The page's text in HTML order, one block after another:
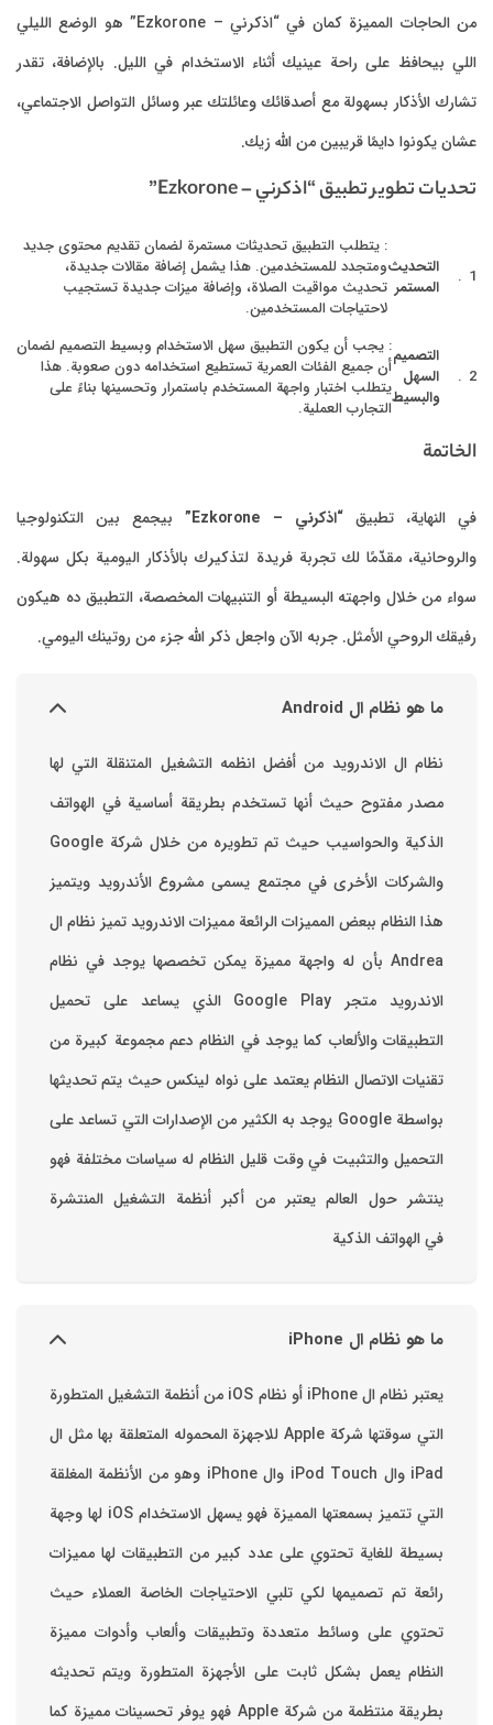
من الحاجات المميزة كمان في “اذكرني – Ezkorone” هو الوضع الليلي
اللي بيحافظ على راحة عينيك أثناء الاستخدام في الليل. بالإضافة، تقدر
تشارك الأذكار بسهولة مع أصدقائك وعائلتك عبر وسائل التواصل الاجتماعي،
عشان يكونوا دايمًا قريبين من الله زيك.
تحديات تطوير تطبيق “اذكرني – Ezkorone”
التحديث
المستمر
: يتطلب التطبيق تحديثات مستمرة لضمان تقديم محتوى جديد
ومتجدد للمستخدمين. هذا يشمل إضافة مقالات جديدة،
تحديث مواقيت الصلاة، وإضافة ميزات جديدة تستجيب
لاحتياجات المستخدمين.
التصميم
السهل
والبسيط
: يجب أن يكون التطبيق سهل الاستخدام وبسيط التصميم لضمان
أن جميع الفئات العمرية تستطيع استخدامه دون صعوبة. هذا
يتطلب اختبار واجهة المستخدم باستمرار وتحسينها بناءً على
التجارب العملية.
الخاتمة
في النهاية، تطبيق“اذكرني – Ezkorone”
بيجمع بين التكنولوجيا
والروحانية، مقدّمًا لك تجربة فريدة لتذكيرك بالأذكار اليومية بكل سهولة.
سواء من خلال واجهته البسيطة أو التنبيهات المخصصة، التطبيق ده هيكون
رفيقك الروحي الأمثل. جربه الآن واجعل ذكر الله جزء من روتينك اليومي.
ما هو نظام ال Android
نظام ال الاندرويد من أفضل انظمه التشغيل المتنقلة التي لها
مصدر مفتوح حيث أنها تستخدم بطريقة أساسية في الهواتف
والشركات الأخرى في مجتمع يسمى مشروع الأندرويد ويتميز
هذا النظام ببعض المميزات الرائعة ‏مميزات الاندرويد ‏تميز نظام ال
Andrea بأن له واجهة مميزة يمكن تخصصها ‏يوجد في نظام
الاندرويد متجر Google Play الذي يساعد على تحميل
التطبيقات والألعاب ‏كما يوجد في النظام دعم مجموعة كبيرة من
تقنيات الاتصال ‏النظام يعتمد على نواه لينكس حيث يتم تحديثها
بواسطة ‫Google‬ ‏يوجد به الكثير من الإصدارات التي تساعد على
التحميل والتثبيت في وقت قليل ‏النظام له سياسات مختلفة فهو
ينتشر حول العالم يعتبر من أكبر أنظمة التشغيل المنتشرة
في الهواتف الذكية
ما هو نظام ال iPhone
يعتبر نظام ال iPhone أو نظام iOS من أنظمة التشغيل المتطورة
التي سوقتها شركة Apple للاجهزة المحموله المتعلقة بها مثل ال
iPad وال iPod Touch وال iPhone وهو من الأنظمة المغلقة
التي تتميز بسمعتها المميزة فهو يسهل الاستخدام ‏iOS لها وجهة
بسيطة للغاية تحتوي على عدد كبير من التطبيقات لها مميزات
رائعة تم تصميمها لكي تلبي الاحتياجات الخاصة العملاء حيث
تحتوي على وسائط متعددة وتطبيقات وألعاب وأدوات مميزة
‏النظام يعمل بشكل ثابت على الأجهزة المتطورة ويتم تحديثه
بطريقة منتظمة من شركة Apple فهو يوفر تحسينات مميزة كما